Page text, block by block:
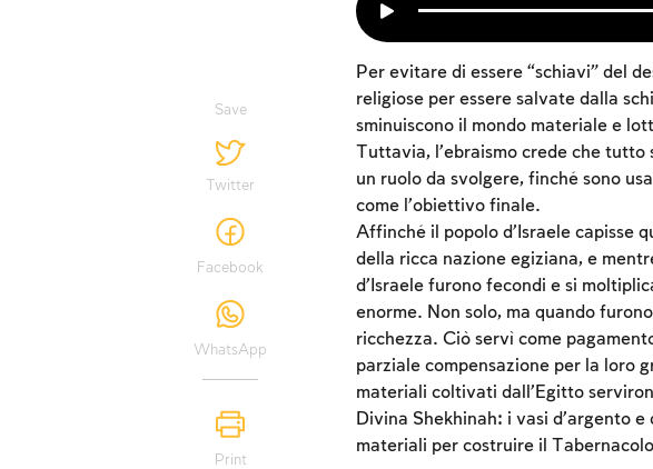
Save
Twitter
Facebook
WhatsApp
Print
Per evitare di essere “schiavi” del
religiose per essere salvate dalla
sminuiscono il mondo materiale e
Tuttavia, l’ebraismo crede che
un ruolo da svolgere, finché sono
come l’obiettivo finale.
Affinché il popolo d’Israele capisse
della ricca nazione egiziana, e
d’Israele furono fecondi e si
enorme. Non solo, ma quando
ricchezza. Ciò servì come
parziale compensazione per la loro
materiali coltivati dall’Egitto
Divina Shekhinah: i vasi d’argento
materiali per costruire il
To mark
an account
Sign up